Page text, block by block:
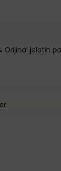
Orijinal jelatin